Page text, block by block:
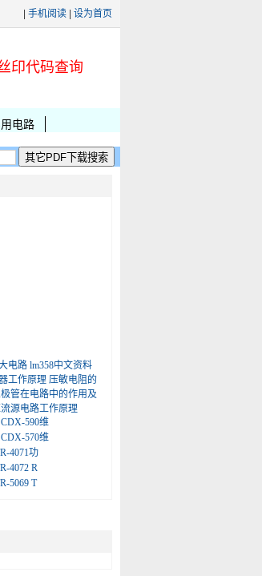
手机阅读 设为首页
印代码查询
电路
电路 lm358中文资料
工作原理 压敏电阻的
管在电路中的作用及
源电路工作原理
590维
570维
4071功
4072 R
5069 T